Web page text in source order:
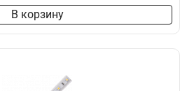
В корзину